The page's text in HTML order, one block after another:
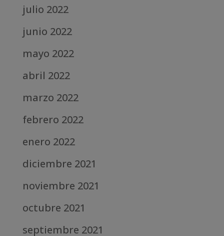
julio 2022
junio 2022
mayo 2022
abril 2022
marzo 2022
febrero 2022
enero 2022
diciembre 2021
noviembre 2021
octubre 2021
septiembre 2021